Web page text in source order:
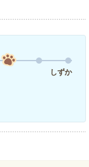
しずか